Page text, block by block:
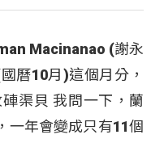
Macinanao (謝永
曆10月)這個月分，
渠貝 我問一下，蘭
一年會變成只有11個